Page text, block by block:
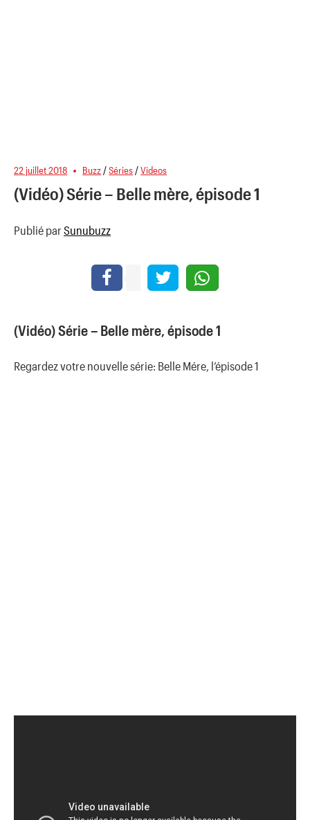
22 juillet 2018 Buzz /Séries /Videos
(Vidéo) Série – Belle mère, épisode 1
Publié par Sunubuzz
(Vidéo) Série – Belle mère, épisode 1
Regardez votre nouvelle série: Belle Mére, l’épisode 1